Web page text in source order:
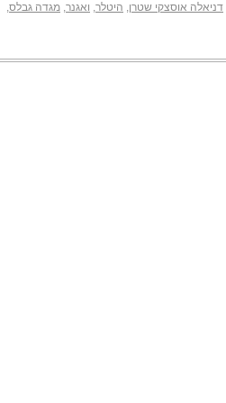
דניאלה אוסצקי שטרן, היטלר, ואגנר, מגדה גבלס,